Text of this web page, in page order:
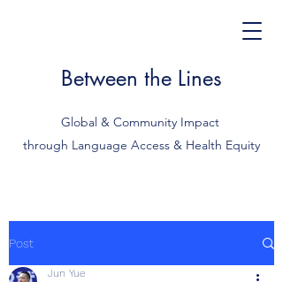
Between the Lines
Global & Community Impact
through Language Access & Health Equity
Post
Jun Yue